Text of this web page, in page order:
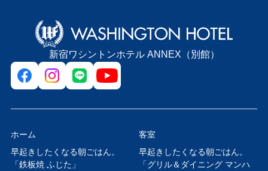
新宿ワシントンホテル ANNEX（別館）
ホーム
客室
早起きしたくなる朝ごはん。
「鉄板焼 ふじた」
早起きしたくなる朝ごはん。
「グリル＆ダイニング マンハ